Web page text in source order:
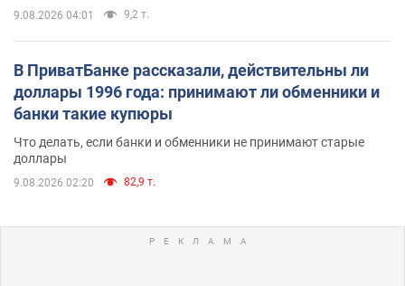
9.08.2026 04:01 9,2 т.
В ПриватБанке рассказали, действительны ли
доллары 1996 года: принимают ли обменники и
банки такие купюры
Что делать, если банки и обменники не принимают старые
доллары
9.08.2026 02:20 82,9 т.